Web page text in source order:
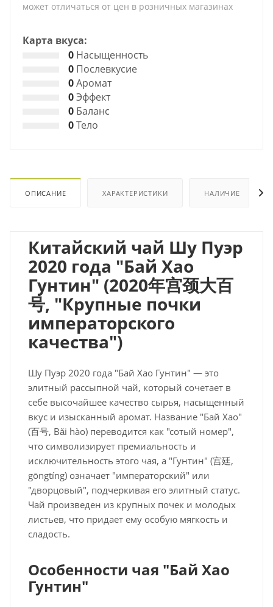
может отличаться от цен в розничных магазинах
Карта вкуса:
0 Насыщенность
0 Послевкусие
0Аромат
0Эффект
0 Баланс
0Тело
ОПИСАНИЕ ХАРАКТЕРИСТИКИ НАЛИЧИЕ
Китайский чай Шу Пуэр
2020 года "Бай Хао
Гунтин" (2020年宫颈大百
号, "Крупные почки
императорского
качества")
Шу Пуэр 2020 года "Бай Хао Гунтин" — это
элитный рассыпной чай, который сочетает в
себе высочайшее качество сырья, насыщенный
вкус и изысканный аромат. Название "Бай Хао"
(百号, Bǎi hào) переводится как "сотый номер",
что символизирует премиальность и
исключительность этого чая, а "Гунтин" (宫廷,
gōngtíng) означает "императорский" или
"дворцовый", подчеркивая его элитный статус.
Чай произведен из крупных почек и молодых
листьев, что придает ему особую мягкость и
сладость.
Особенности чая "Бай Хао
Гунтин"